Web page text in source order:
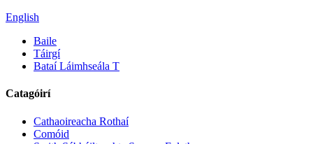
English
Baile
Táirgí
Bataí Láimhseála T
Catagóirí
Cathaoireacha Rothaí
Comóid